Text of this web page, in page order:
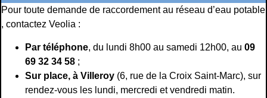
Pour toute demande de raccordement au réseau d’eau potable
, contactez Veolia :
Par téléphone, du lundi 8h00 au samedi 12h00, au 09
69 32 34 58 ;
Sur place, à Villeroy (6, rue de la Croix Saint-Marc), sur
rendez-vous les lundi, mercredi et vendredi matin.